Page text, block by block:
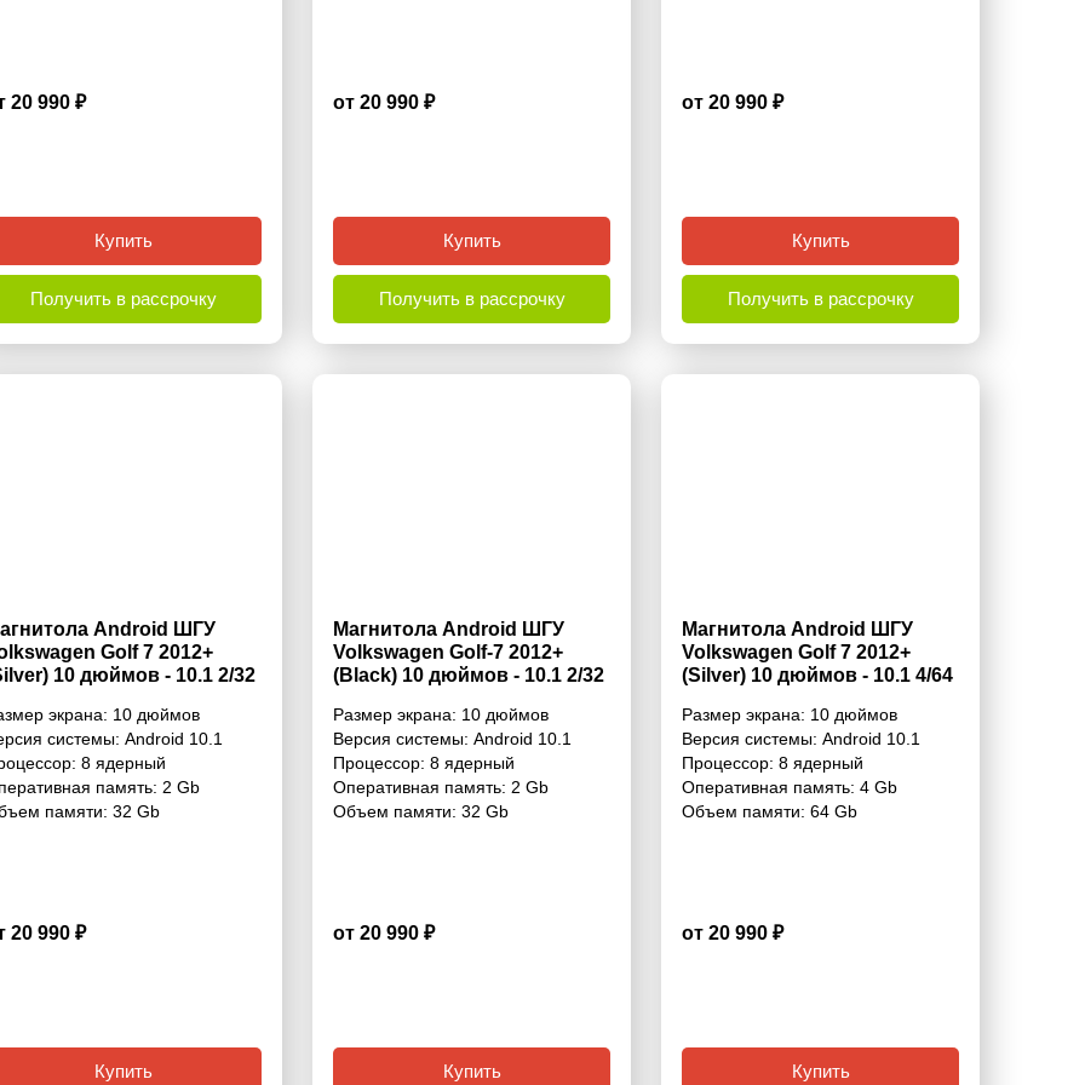
20 990 ₽
Купить
Получить в рассрочку
от 20 990 ₽
Купить
Получить в рассрочку
от 20 990 ₽
Купить
Получить в рассрочку
Android ШГУ
Golf 7 2012+
10 дюймов - 10.1 2/32
экрана: 10 дюймов
системы: Android 10.1
8 ядерный
память: 2 Gb
памяти: 32 Gb
20 990 ₽
Купить
Магнитола Android ШГУ
Volkswagen Golf-7 2012+
(Black) 10 дюймов - 10.1 2/32
Размер экрана: 10 дюймов
Версия системы: Android 10.1
Процессор: 8 ядерный
Оперативная память: 2 Gb
Объем памяти: 32 Gb
от 20 990 ₽
Купить
Магнитола Android ШГУ
Volkswagen Golf 7 2012+
(Silver) 10 дюймов - 10.1 4/64
Размер экрана: 10 дюймов
Версия системы: Android 10.1
Процессор: 8 ядерный
Оперативная память: 4 Gb
Объем памяти: 64 Gb
от 20 990 ₽
Купить